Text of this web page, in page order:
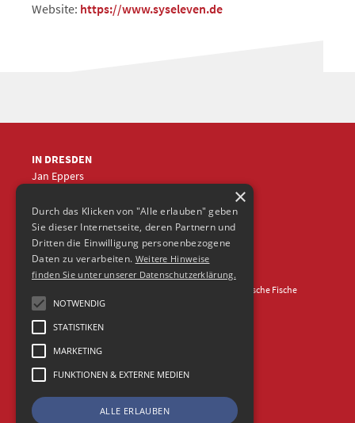
Website: https://www.syseleven.de
IN DRESDEN
Jan Eppers
jep@frische-fische.com
© 2026 Agentur Frische Fische
×
Durch das Klicken von "Alle erlauben" geben
Sie dieser Internetseite, deren Partnern und
Dritten die Einwilligung personenbezogene
Daten zu verarbeiten. Weitere Hinweise
finden Sie unter unserer Datenschutzerklärung.
NOTWENDIG
STATISTIKEN
MARKETING
FUNKTIONEN & EXTERNE MEDIEN
ALLE ERLAUBEN